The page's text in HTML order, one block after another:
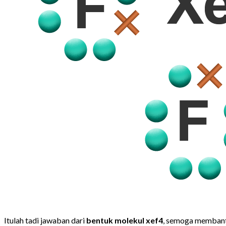
Itulah tadi jawaban dari bentuk molekul xef4, semoga